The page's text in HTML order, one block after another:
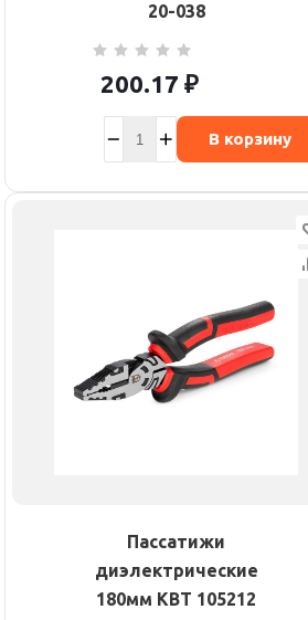
20-038
200.17 ₽
В корзину
Пассатижи
диэлектрические
180мм КВТ 105212